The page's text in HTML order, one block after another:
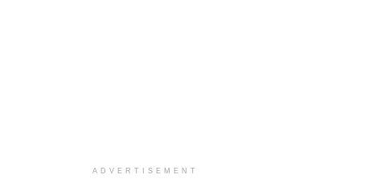
ADVERTISEMENT